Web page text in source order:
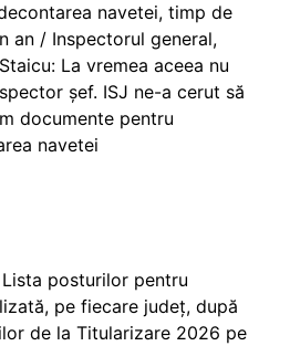
navetei, timp de
an / Inspectorul general,
La vremea aceea nu
șef. ISJ ne-a cerut să
documente pentru
navetei
posturilor pentru
pe fiecare județ, după
de la Titularizare 2026 pe